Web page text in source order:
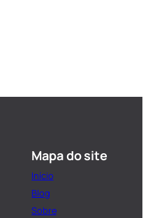
Mapa do site
Início
Blog
Sobre